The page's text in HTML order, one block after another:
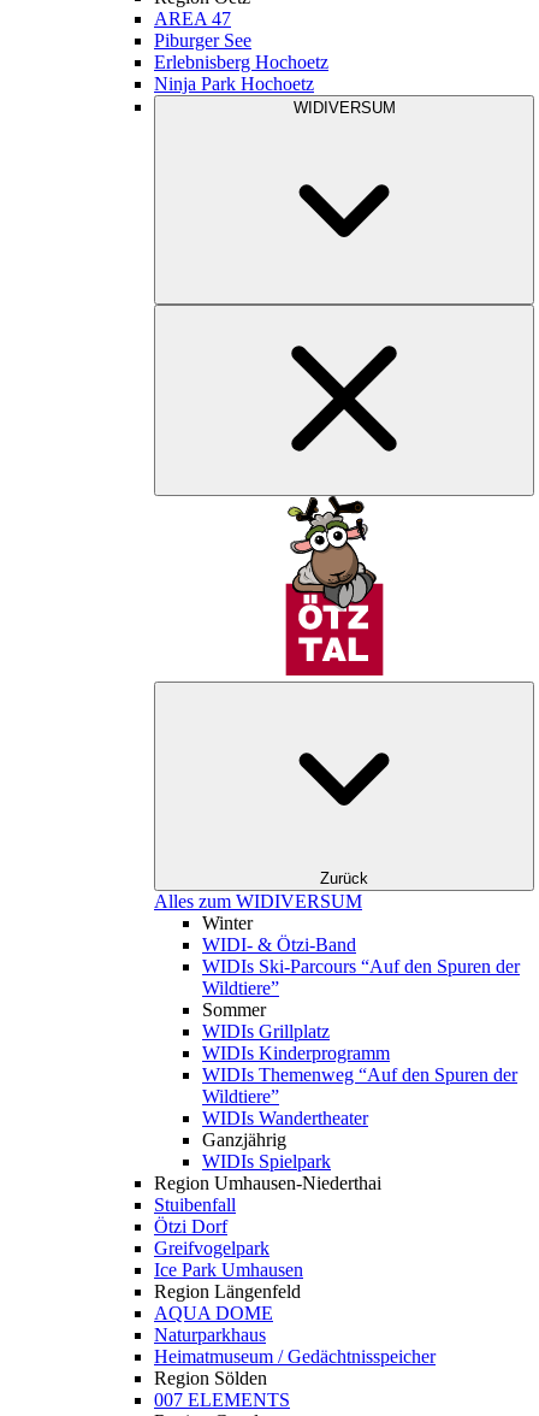
AREA 47
Piburger See
Erlebnisberg Hochoetz
Ninja Park Hochoetz
WIDIVERSUM
Zurück
Alles zum WIDIVERSUM
Winter
WIDI- & Ötzi-Band
WIDIs Ski-Parcours “Auf den Spuren der
Wildtiere”
Sommer
WIDIs Grillplatz
WIDIs Kinderprogramm
WIDIs Themenweg “Auf den Spuren der
Wildtiere”
WIDIs Wandertheater
Ganzjährig
WIDIs Spielpark
Region Umhausen-Niederthai
Stuibenfall
Ötzi Dorf
Greifvogelpark
Ice Park Umhausen
Region Längenfeld
AQUA DOME
Naturparkhaus
Heimatmuseum / Gedächtnisspeicher
Region Sölden
007 ELEMENTS